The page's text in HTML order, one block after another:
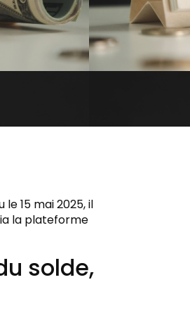
15 mai 2025, il
la plateforme
solde,